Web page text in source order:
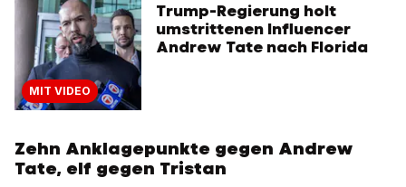
MIT VIDEO
Trump-Regierung holt
umstrittenen Influencer
Andrew Tate nach Florida
Zehn Anklagepunkte gegen Andrew
Tate, elf gegen Tristan